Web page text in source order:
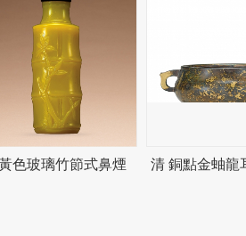
色玻璃竹節式鼻煙 清 銅點金蚰龍